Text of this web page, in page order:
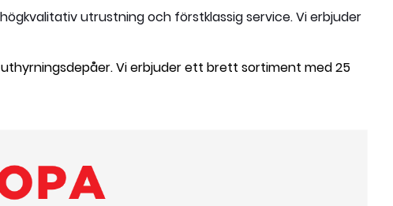
utrustning och förstklassig service. Vi erbjuder
uthyrningsdepåer. Vi erbjuder ett brett sortiment med 25